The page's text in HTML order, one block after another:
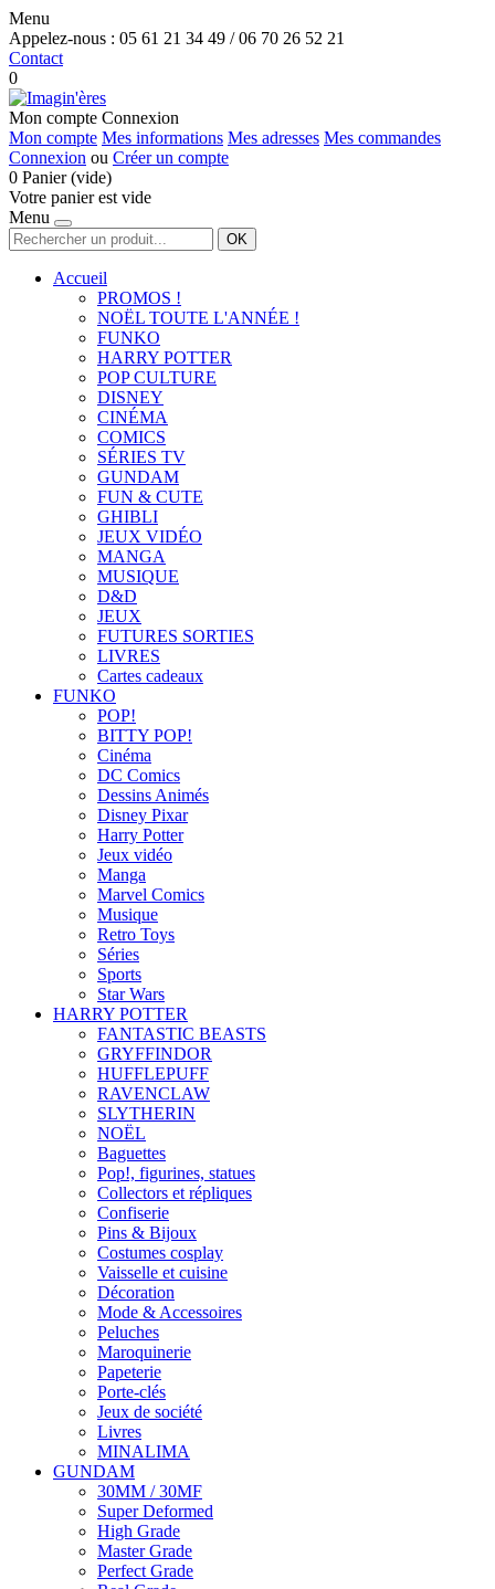
Menu
Appelez-nous : 05 61 21 34 49 / 06 70 26 52 21
Contact
0
Mon compte Connexion
Mon compte Mes informations Mes adresses Mes commandes
Connexion ou Créer un compte
0 Panier (vide)
Votre panier est vide
Menu
OK
Accueil
PROMOS !
NOËL TOUTE L'ANNÉE !
FUNKO
HARRY POTTER
POP CULTURE
DISNEY
CINÉMA
COMICS
SÉRIES TV
GUNDAM
FUN & CUTE
GHIBLI
JEUX VIDÉO
MANGA
MUSIQUE
D&D
JEUX
FUTURES SORTIES
LIVRES
Cartes cadeaux
FUNKO
POP!
BITTY POP!
Cinéma
DC Comics
Dessins Animés
Disney Pixar
Harry Potter
Jeux vidéo
Manga
Marvel Comics
Musique
Retro Toys
Séries
Sports
Star Wars
HARRY POTTER
FANTASTIC BEASTS
GRYFFINDOR
HUFFLEPUFF
RAVENCLAW
SLYTHERIN
NOËL
Baguettes
Pop!, figurines, statues
Collectors et répliques
Confiserie
Pins & Bijoux
Costumes cosplay
Vaisselle et cuisine
Décoration
Mode & Accessoires
Peluches
Maroquinerie
Papeterie
Porte-clés
Jeux de société
Livres
MINALIMA
GUNDAM
30MM / 30MF
Super Deformed
High Grade
Master Grade
Perfect Grade